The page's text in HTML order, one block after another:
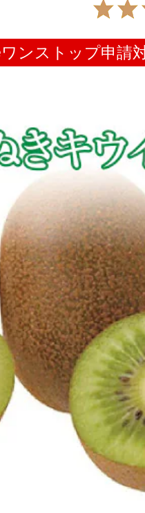
ンストップ申請